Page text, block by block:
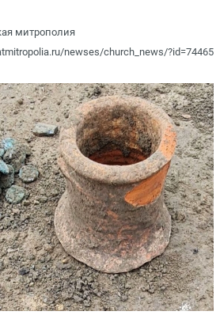
митрополия
newses/church_news/?id=74465